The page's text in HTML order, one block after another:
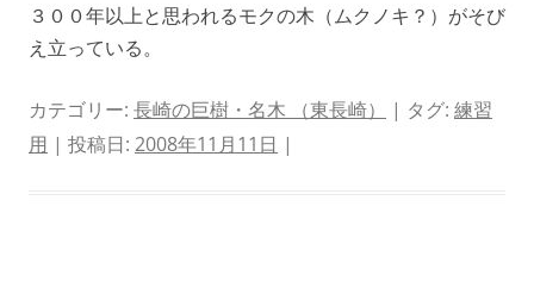
３００年以上と思われるモクの木（ムクノキ？）がそび
え立っている。
カテゴリー: 長崎の巨樹・名木 （東長崎） | タグ: 練習
用 | 投稿日: 2008年11月11日 |